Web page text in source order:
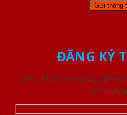
ĐĂNG KÝ
Liên hệ với chúng tôi để
về sản